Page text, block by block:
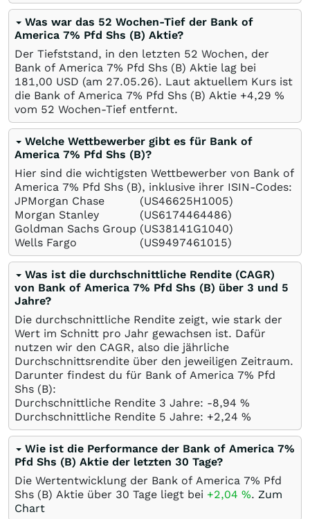
Was war das 52 Wochen-Tief der Bank of
America 7% Pfd Shs (B) Aktie?
Der Tiefststand, in den letzten 52 Wochen, der
Bank of America 7% Pfd Shs (B) Aktie lag bei
181,00 USD (am 27.05.26). Laut aktuellem Kurs ist
die Bank of America 7% Pfd Shs (B) Aktie +4,29 %
vom 52 Wochen-Tief entfernt.
Welche Wettbewerber gibt es für Bank of
America 7% Pfd Shs (B)?
Hier sind die wichtigsten Wettbewerber von Bank of
America 7% Pfd Shs (B), inklusive ihrer ISIN-Codes:
JPMorgan Chase
(US46625H1005)
Morgan Stanley
(US6174464486)
Goldman Sachs Group (US38141G1040)
Wells Fargo
(US9497461015)
Was ist die durchschnittliche Rendite (CAGR)
von Bank of America 7% Pfd Shs (B) über 3 und 5
Jahre?
Die durchschnittliche Rendite zeigt, wie stark der
Wert im Schnitt pro Jahr gewachsen ist. Dafür
nutzen wir den CAGR, also die jährliche
Durchschnittsrendite über den jeweiligen Zeitraum.
Darunter findest du für Bank of America 7% Pfd
Shs (B):
Durchschnittliche Rendite 3 Jahre: -8,94 %
Durchschnittliche Rendite 5 Jahre: +2,24 %
Wie ist die Performance der Bank of America 7%
Pfd Shs (B) Aktie der letzten 30 Tage?
Die Wertentwicklung der Bank of America 7% Pfd
Shs (B) Aktie über 30 Tage liegt bei +2,04 %. Zum
Chart